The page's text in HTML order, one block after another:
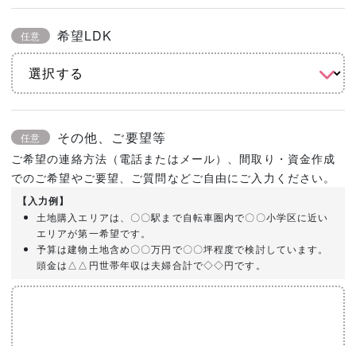
任意 希望LDK
任意 その他、ご要望等
ご希望の連絡方法（電話またはメール）、間取り・資金作成
でのご希望やご要望、ご質問などご自由にご入力ください。
【入力例】
土地購入エリアは、〇〇駅まで自転車圏内で〇〇小学区に近い
エリアが第一希望です。
予算は建物土地含め〇〇万円で〇〇坪程度で検討しています。
頭金は△△円世帯年収は夫婦合計で◇◇円です。